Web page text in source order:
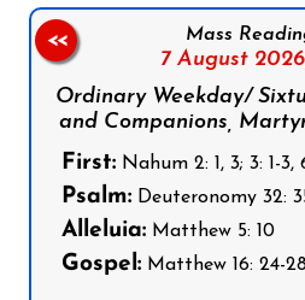
Mass
7 August 2026,
Ordinary Weekday/
and Companions,
First: Nahum 2: 1, 3; 3: 1-3,
Psalm: Deuteronomy 32:
Alleluia: Matthew 5: 10
Gospel: Matthew 16: 24-
<<